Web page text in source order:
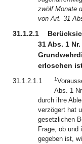
zwölf Monate
von Art. 31
31.1.2.1
31 Abs. 1
erloschen
31.1.2.1.1 1
Abs. 1
durch ihre
verzögert hat
gesetzlichen
Frage, ob und
gegeben ist,